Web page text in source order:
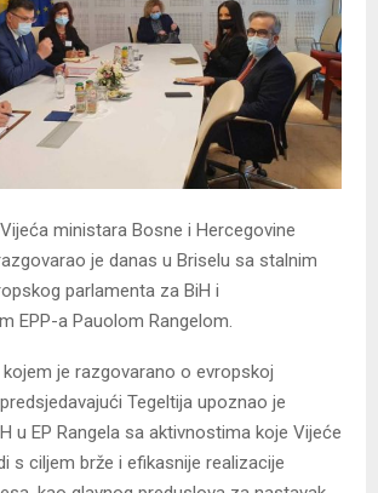
ministara Bosne i Hercegovine
je danas u Briselu sa stalnim
parlamenta za BiH i
EPP-a Pauolom Rangelom.
je razgovarano o evropskoj
Tegeltija upoznao je
u EP Rangela sa aktivnostima koje Vijeće
s ciljem brže i efikasnije realizacije